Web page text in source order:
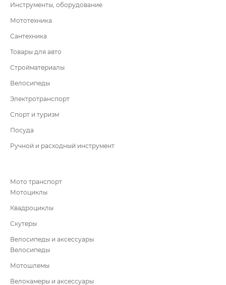
Инструменты, оборудование
Мототехника
Сантехника
Товары для авто
Стройматериалы
Велосипеды
Электротранспорт
Спорт и туризм
Посуда
Ручной и расходный инструмент
Мото транспорт
Мотоциклы
Квадроциклы
Скутеры
Велосипеды и аксессуары
Велосипеды
Мотошлемы
Велокамеры и аксессуары